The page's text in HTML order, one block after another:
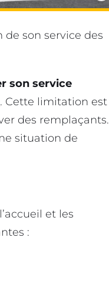
de son service des
son service
. Cette limitation est
des remplaçants.
situation de
et les
: